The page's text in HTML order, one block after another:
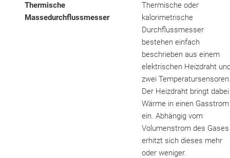
Thermische
Massedurchflussmesser
Thermische oder
kalorimetrische
Durchflussmesser
bestehen einfach
beschrieben aus einem
elektrischen Heizdraht
zwei
Der Heizdraht bringt dabei
Wärme in einen Gasstrom
ein. Abhängig vom
Volumenstrom des Gases
erhitzt sich dieses mehr
oder weniger.